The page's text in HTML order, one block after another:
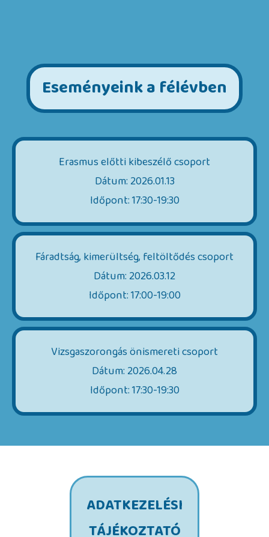
Eseményeink a félévben
Erasmus előtti kibeszélő csoport
Dátum: 2026.01.13
Időpont: 17:30-19:30
Fáradtság, kimerültség, feltöltődés csoport
Dátum: 2026.03.12
Időpont: 17:00-19:00
Vizsgaszorongás önismereti csoport
Dátum: 2026.04.28
Időpont: 17:30-19:30
ADATKEZELÉSI
TÁJÉKOZTATÓ